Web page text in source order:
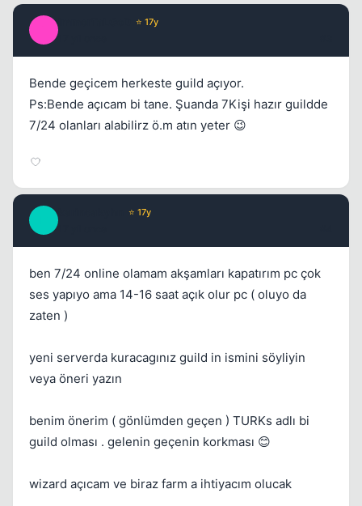
⭐ 17y
Bende geçicem herkeste guild açıyor.
Ps:Bende açıcam bi tane. Şuanda 7Kişi hazır guildde
7/24 olanları alabilirz ö.m atın yeter 😉
⭐ 17y
ben 7/24 online olamam akşamları kapatırım pc çok
ses yapıyo ama 14-16 saat açık olur pc ( oluyo da
zaten )
yeni serverda kuracagınız guild in ismini söyliyin
veya öneri yazın
benim önerim ( gönlümden geçen ) TURKs adlı bi
guild olması . gelenin geçenin korkması 😊
wizard açıcam ve biraz farm a ihtiyacım olucak